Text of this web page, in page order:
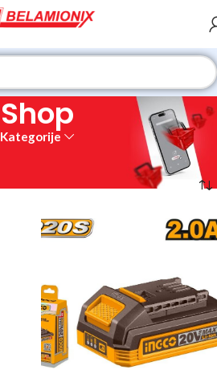
Shop
Kategorije
Prikaz 1–12 od 354 rezultata